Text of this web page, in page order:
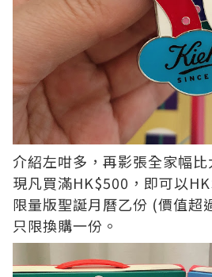
介紹左咁多，再影張全家幅比
現凡買滿HK$500，即可以
限量版聖誕月曆乙份 (價值超
只限換購一份。